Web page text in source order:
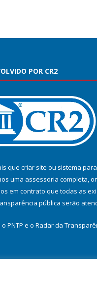
POR CR2
que criar site ou sistema
uma assessoria completa,
em contrato que todas as
pública serão
o PNTP e o Radar da